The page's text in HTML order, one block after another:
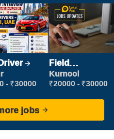
- ₹30000
Field
Marketing
Executive
Kurnool
₹20000 - ₹30000
jobs